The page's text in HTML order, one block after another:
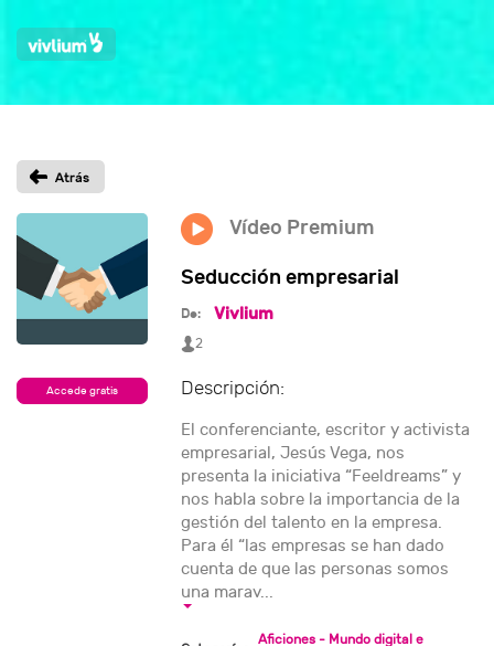
Accede gratis
Vídeo Premium
Seducción empresarial
De: Vivlium
2
Descripción:
El conferenciante, escritor y activista
empresarial, Jesús Vega, nos
presenta la iniciativa “Feeldreams” y
nos habla sobre la importancia de la
gestión del talento en la empresa.
Para él “las empresas se han dado
cuenta de que las personas somos
una marav...
Aficiones - Mundo digital e